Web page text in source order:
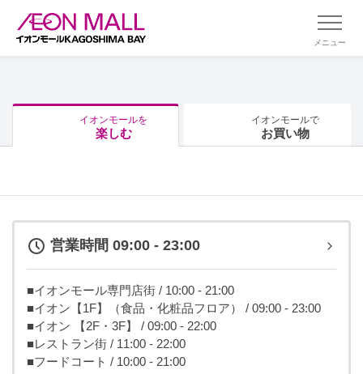
メニュー
イオンモールを
楽しむ
イオンモールで
お買い物
営業時間 09:00 - 23:00
■イオンモール専門店街 / 10:00 - 21:00
■イオン【1F】（食品・化粧品フロア） / 09:00 - 23:00
■イオン 【2F・3F】 / 09:00 - 22:00
■レストラン街 / 11:00 - 22:00
■フードコート / 10:00 - 21:00